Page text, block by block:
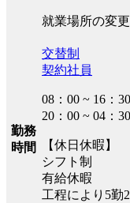
就業場所の変
勤務
時間
交替制
契約社員
08：00 ~ 16：
20：00 ~ 04：
【休日休暇】
シフト制
有給休暇
工程により5勤